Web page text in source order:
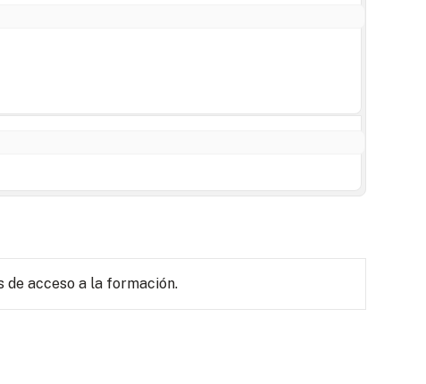
de acceso a la formación.